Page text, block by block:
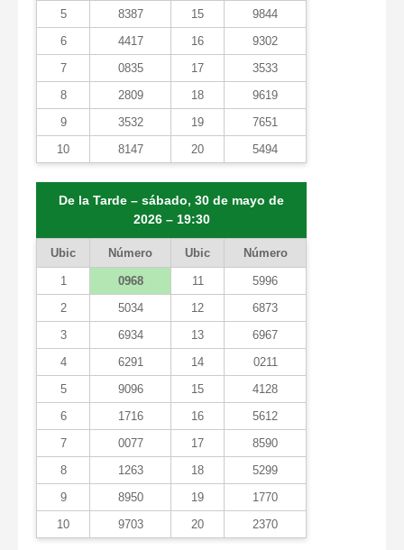
5 8387 15
9844
6
4417 16
9302
7
0835 17
3533
8
2809 18
9619
9
3532 19
7651
10
8147 20 5494
De la Tarde – sábado, 30 de mayo de
2026 – 19:30
Ubic Número Ubic Número
1 0968 11
5996
2
5034 12
6873
3
6934 13
6967
4
6291 14
0211
5
9096 15
4128
6
1716 16
5612
7
0077 17
8590
8
1263 18
5299
9
8950 19
1770
10
9703 20 2370